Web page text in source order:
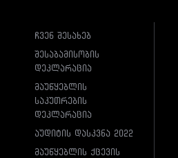
ჩვენ შესახებ
შესაბამისობის
დეკლარაცია
მაუწყებლის
საკუთრების
დეკლარაცია
აუდიტის დასკვნა 2022
მაუწყებლის ქცევის